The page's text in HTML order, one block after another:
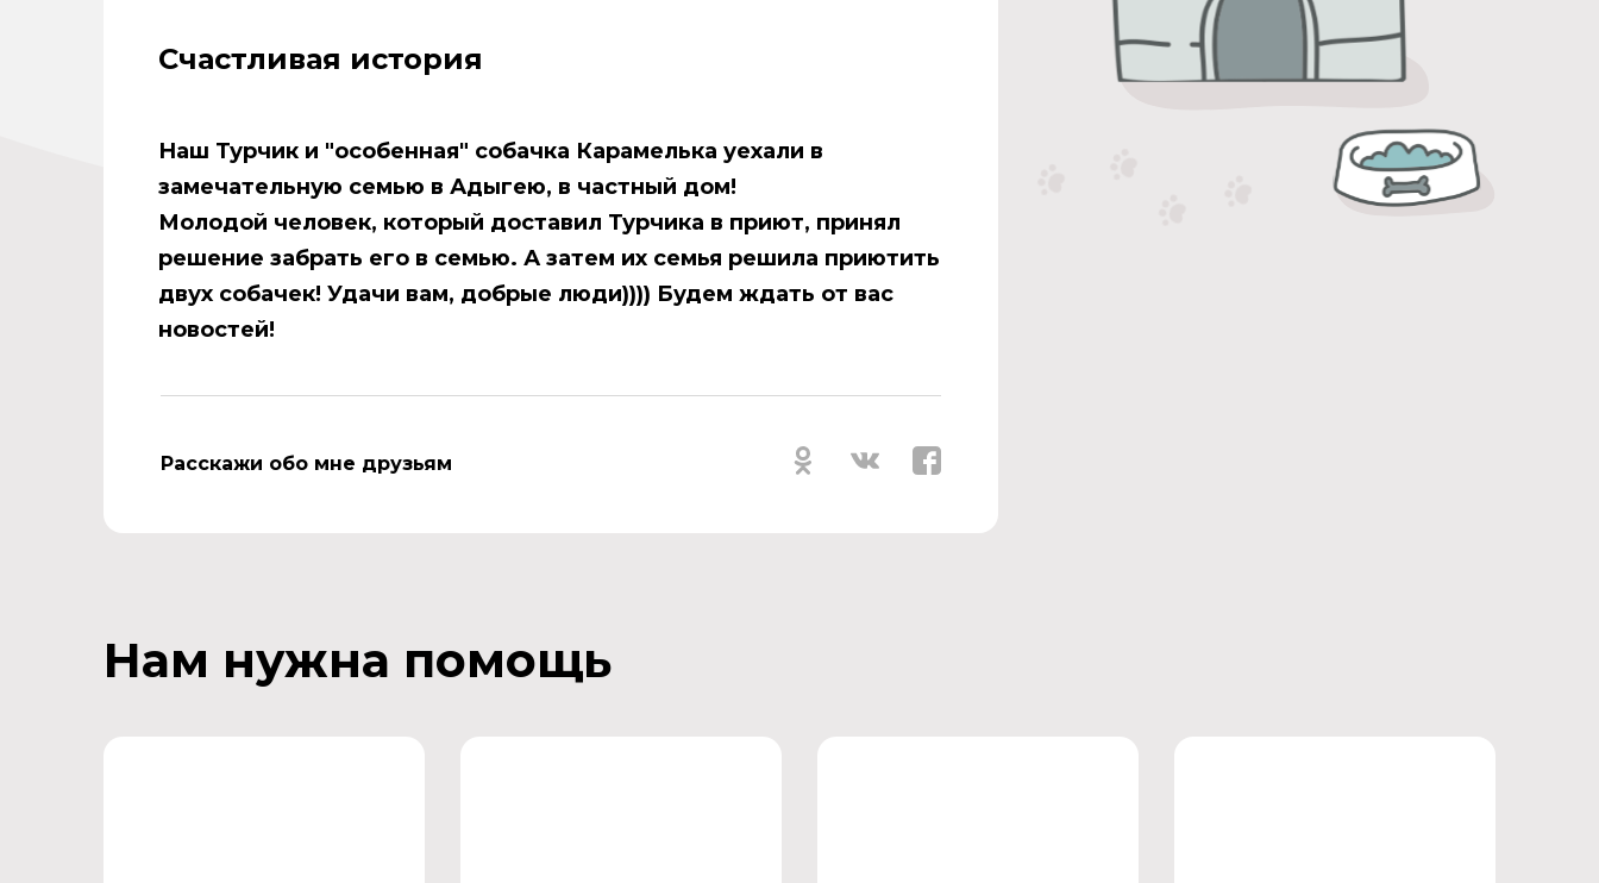
Счастливая история
Наш Турчик и "особенная" собачка Карамелька уехали в
замечательную семью в Адыгею, в частный дом!
Молодой человек, который доставил Турчика в приют, принял
решение забрать его в семью. А затем их семья решила приютить
двух собачек! Удачи вам, добрые люди)))) Будем ждать от вас
новостей!
Расскажи обо мне друзьям
Нам нужна помощь